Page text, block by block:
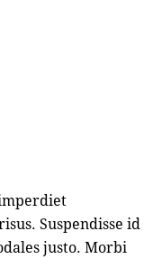
Suspendisse id
justo. Morbi